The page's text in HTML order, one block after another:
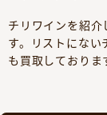
チリワインを紹介
す。リストにない
も買取しておりま